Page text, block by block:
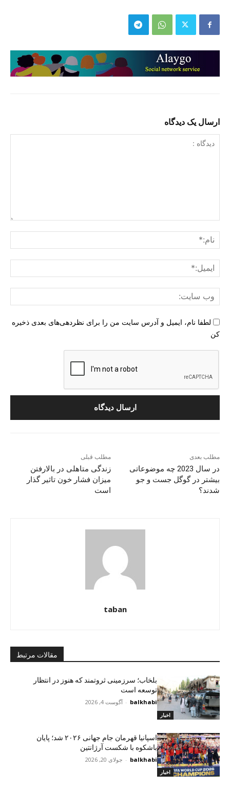
ارسال یک دیدگاه
لطفا نام، ایمیل و آدرس سایت من را برای نظردهی‌های بعدی ذخیره
کن
مطلب قبلی
زندگی متاهلی در بالارفتن
میزان فشار خون تاثیر گذار
است
مطلب بعدی
در سال 2023 چه موضوعاتی
بیشتر در گوگل جست و جو
شدند؟
taban
مقالات مرتبط
اخبار
بلخاب؛ سرزمینی ثروتمند که هنوز در انتظار
توسعه است
balkhabi
- آگوست 4, 2026
اخبار
اسپانیا قهرمان جام جهانی ۲۰۲۶ شد؛ پایان
باشکوه با شکست آرژانتین
balkhabi
- جولای 20, 2026